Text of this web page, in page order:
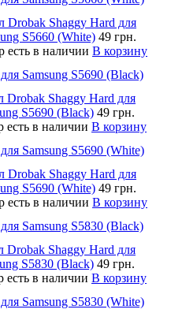
Drobak Shaggy Hard для
S5660 (White) 49 грн.
есть в наличии В корзину
Samsung S5690 (Black)
Drobak Shaggy Hard для
S5690 (Black) 49 грн.
есть в наличии В корзину
Samsung S5690 (White)
Drobak Shaggy Hard для
S5690 (White) 49 грн.
есть в наличии В корзину
Samsung S5830 (Black)
Drobak Shaggy Hard для
S5830 (Black) 49 грн.
есть в наличии В корзину
Samsung S5830 (White)